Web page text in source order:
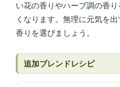
い花の香りやハーブ調の香
くなります。無理に元気を
香りを選びましょう。
追加ブレンドレシピ